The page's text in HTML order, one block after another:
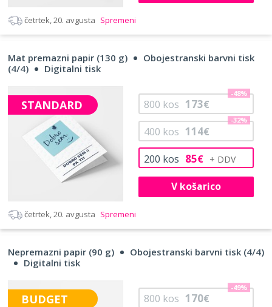
četrtek, 20. avgusta Spremeni
Mat premazni papir (130 g)
Obojestranski barvni tisk
(4/4)
Digitalni tisk
STANDARD
200 kos 85€
400 kos 114€
-32%
800 kos 173€
-48%
V košarico
četrtek, 20. avgusta Spremeni
Nepremazni papir (90 g)
Obojestranski barvni tisk (4/4)
Digitalni tisk
BUDGET 800 kos 170€
-49%